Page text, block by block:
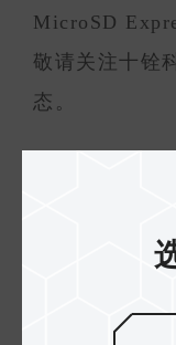
MicroSD
敬请关注十铨
态。